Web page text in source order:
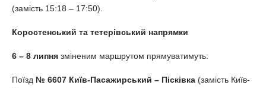
(замість 15:18 – 17:50).
Коростенський та тетерівський напрямки
6 – 8 липня зміненим маршрутом прямуватимуть:
Поїзд № 6607 Київ-Пасажирський – Пісківка (замість Київ-